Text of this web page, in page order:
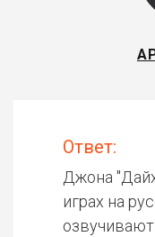
Ответ:
Джона
играх на
озвучивают: